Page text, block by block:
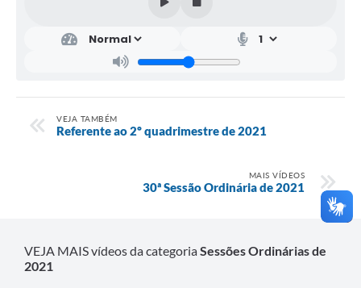
VEJA TAMBÉM
Referente ao 2º quadrimestre de 2021
MAIS VÍDEOS
30ª Sessão Ordinária de 2021
VEJA MAIS vídeos da categoriaSessões Ordinárias de
2021